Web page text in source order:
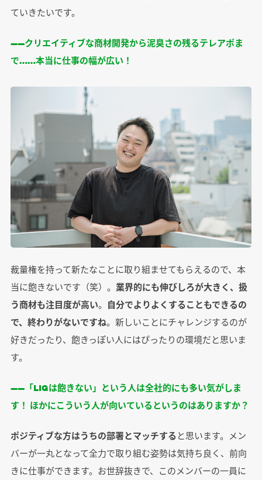
ていきたいです。
――クリエイティブな商材開発から泥臭さの残るテレアポま
で……本当に仕事の幅が広い！
裁量権を持って新たなことに取り組ませてもらえるので、本
当に飽きないです（笑）。 業界的にも伸びしろが大きく、扱
う商材も注目度が高い。 自分でよりよくすることもできるの
で、終わりがないですね。新しいことにチャレンジするのが
好きだったり、飽きっぽい人にはぴったりの環境だと思いま
す。
――「LIGは飽きない」という人は全社的にも多い気がしま
す！ ほかにこういう人が向いているというのはありますか？
ポジティブな方はうちの部署とマッチする と思います。メン
バーが一丸となって全力で取り組む姿勢は気持ち良く、前向
きに仕事ができます。お世辞抜きで、このメンバーの一員に